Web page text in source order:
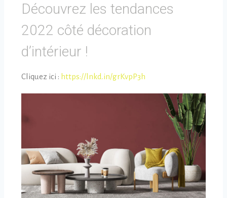
Découvrez les tendances
2022 côté décoration
d’intérieur !
Cliquez ici : https://lnkd.in/grKvpP3h